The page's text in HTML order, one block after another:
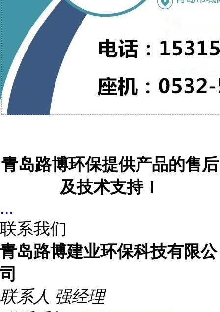
青岛路博环保提供产品的售后
及技术支持！
...
联系我们
青岛路博建业环保科技有限公
司
联系人 强经理